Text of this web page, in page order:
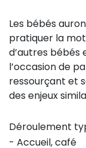
Les bébés
pratiquer la
d’autres
l’occasion de
ressourçant et
des enjeux
Déroulement
- Accueil, café